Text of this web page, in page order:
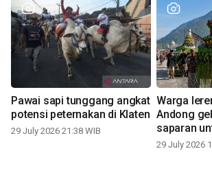
Pawai sapi tunggang angkat
potensi peternakan di Klaten
29 July 2026 21:38 WIB
Warga
Andong
saparan
panen
29 July 2026